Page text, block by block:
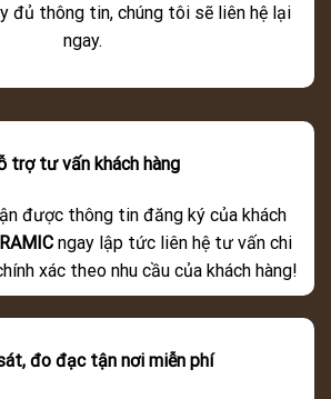
đủ thông tin, chúng tôi sẽ liên hệ lại
ngay.
trợ tư vấn khách hàng
được thông tin đăng ký của khách
ngay lập tức liên hệ tư vấn chi
xác theo nhu cầu của khách hàng!
đo đạc tận nơi miễn phí